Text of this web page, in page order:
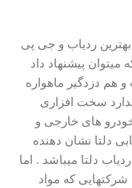
ردیاب و جی پی
پیشنهاد داد
دزدگیر ماهواره
سخت افزاری
های خارجی و
سایت ردیابی دلتا نشان دهنده
دلتا میباشد . اما
شرکتهایی که مواد